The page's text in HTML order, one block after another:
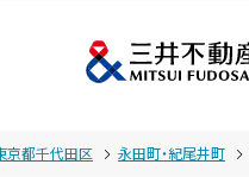
京都千代田区 永田町・紀尾井町